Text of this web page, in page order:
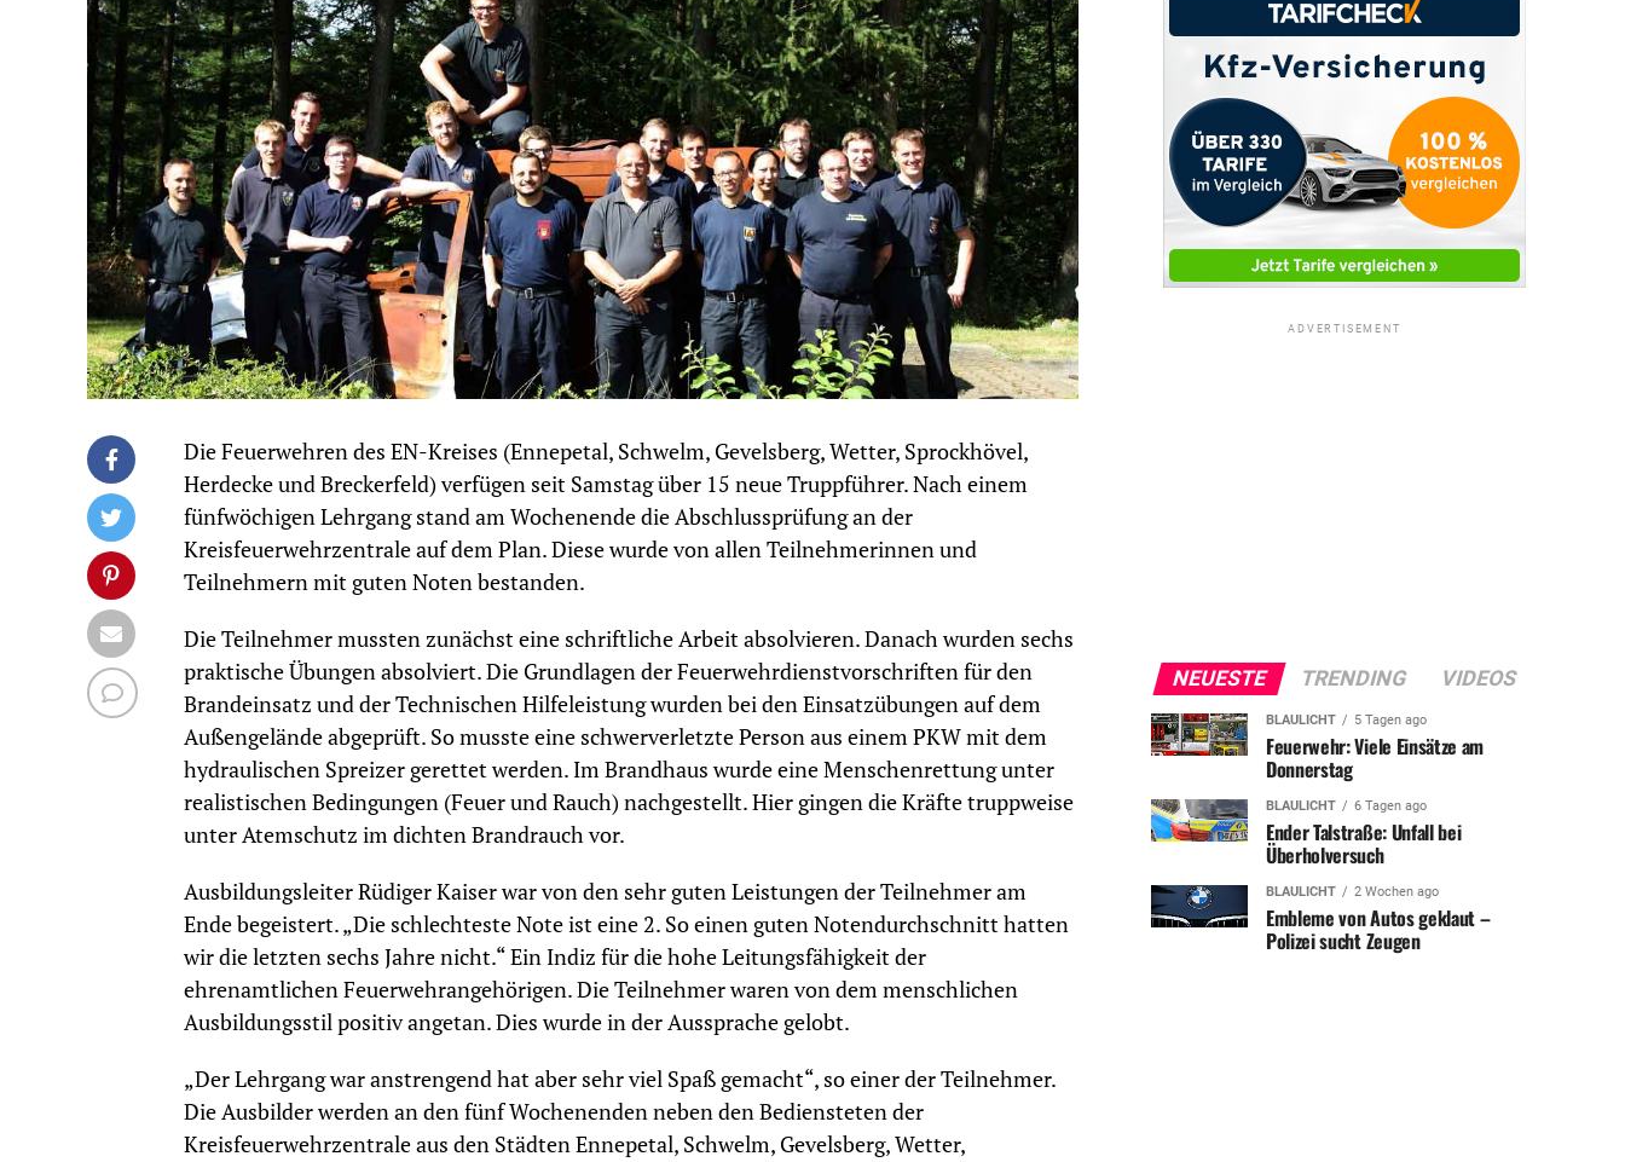
Die Feuerwehren des EN-Kreises (Ennepetal, Schwelm, Gevelsberg, Wetter, Sprockhövel,
Herdecke und Breckerfeld) verfügen seit Samstag über 15 neue Truppführer. Nach einem
fünfwöchigen Lehrgang stand am Wochenende die Abschlussprüfung an der
Kreisfeuerwehrzentrale auf dem Plan. Diese wurde von allen Teilnehmerinnen und
Teilnehmern mit guten Noten bestanden.
Die Teilnehmer mussten zunächst eine schriftliche Arbeit absolvieren. Danach wurden sechs
praktische Übungen absolviert. Die Grundlagen der Feuerwehrdienstvorschriften für den
Brandeinsatz und der Technischen Hilfeleistung wurden bei den Einsatzübungen auf dem
Außengelände abgeprüft. So musste eine schwerverletzte Person aus einem PKW mit dem
hydraulischen Spreizer gerettet werden. Im Brandhaus wurde eine Menschenrettung unter
realistischen Bedingungen (Feuer und Rauch) nachgestellt. Hier gingen die Kräfte truppweise
unter Atemschutz im dichten Brandrauch vor.
Ausbildungsleiter Rüdiger Kaiser war von den sehr guten Leistungen der Teilnehmer am
Ende begeistert. „Die schlechteste Note ist eine 2. So einen guten Notendurchschnitt hatten
wir die letzten sechs Jahre nicht.“ Ein Indiz für die hohe Leitungsfähigkeit der
ehrenamtlichen Feuerwehrangehörigen. Die Teilnehmer waren von dem menschlichen
Ausbildungsstil positiv angetan. Dies wurde in der Aussprache gelobt.
„Der Lehrgang war anstrengend hat aber sehr viel Spaß gemacht“, so einer der Teilnehmer.
Die Ausbilder werden an den fünf Wochenenden neben den Bediensteten der
Kreisfeuerwehrzentrale aus den Städten Ennepetal, Schwelm, Gevelsberg, Wetter,
ADVERTISEMENT
NEUESTE TRENDING VIDEOS
BLAULICHT 5 Tagen ago
Feuerwehr: Viele Einsätze am
Donnerstag
BLAULICHT 6 Tagen ago
Ender Talstraße: Unfall bei
Überholversuch
BLAULICHT 2 Wochen ago
Embleme von Autos geklaut –
Polizei sucht Zeugen